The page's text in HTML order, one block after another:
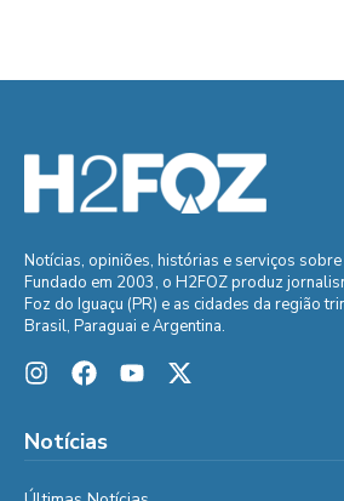
Notícias, opiniões, histórias e serviços
Fundado em 2003, o H2FOZ produz
Foz do Iguaçu (PR) e as cidades da região
Brasil, Paraguai e Argentina.
Notícias